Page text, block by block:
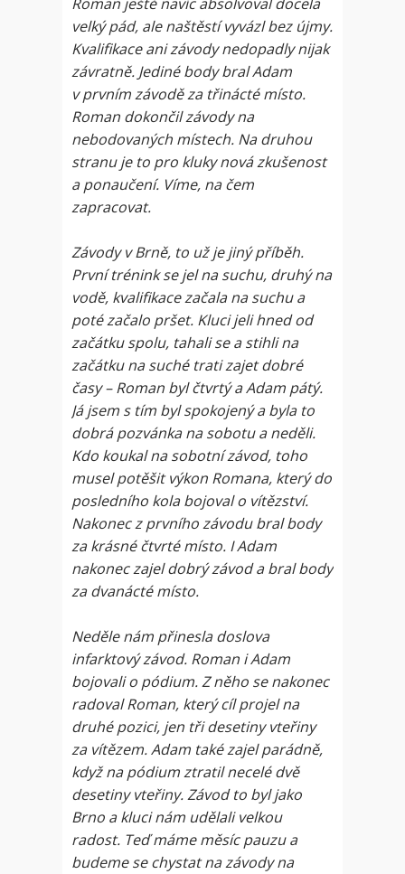
velký pád, ale naštěstí vyvázl bez újmy.
Kvalifikace ani závody nedopadly nijak
závratně. Jediné body bral Adam
v prvním závodě za třinácté místo.
Roman dokončil závody na
nebodovaných místech. Na druhou
stranu je to pro kluky nová zkušenost
a ponaučení. Víme, na čem
zapracovat.
Závody v Brně, to už je jiný příběh.
První trénink se jel na suchu, druhý na
vodě, kvalifikace začala na suchu a
poté začalo pršet. Kluci jeli hned od
začátku spolu, tahali se a stihli na
začátku na suché trati zajet dobré
časy – Roman byl čtvrtý a Adam pátý.
Já jsem s tím byl spokojený a byla to
dobrá pozvánka na sobotu a neděli.
Kdo koukal na sobotní závod, toho
musel potěšit výkon Romana, který do
posledního kola bojoval o vítězství.
Nakonec z prvního závodu bral body
za krásné čtvrté místo. I Adam
nakonec zajel dobrý závod a bral body
za dvanácté místo.
Neděle nám přinesla doslova
infarktový závod. Roman i Adam
bojovali o pódium. Z něho se nakonec
radoval Roman, který cíl projel na
druhé pozici, jen tři desetiny vteřiny
za vítězem. Adam také zajel parádně,
když na pódium ztratil necelé dvě
desetiny vteřiny. Závod to byl jako
Brno a kluci nám udělali velkou
radost. Teď máme měsíc pauzu a
budeme se chystat na závody na